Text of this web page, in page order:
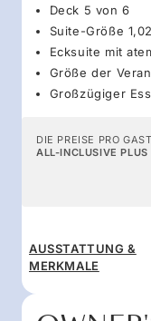
Deck 5 von 6
Suite-Größe
Ecksuite mit
Größe der
Großzügiger
DIE PREISE PRO
ALL-INCLUSIVE PLUS
AUSSTATTUNG &
MERKMALE